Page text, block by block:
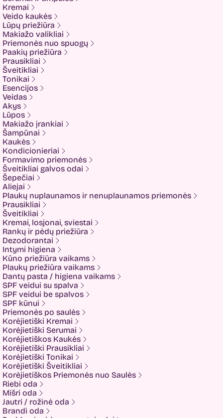
CHALURE
Cherubs
Cliniccare
COSRX
COTRIL
COVEDERM
Crazy Hair
Dalton
Dear Doer
Ekseption
Elizavecca
ESFOLIO
ETUDE
Eyenlip
FaceFacts
Fariis
Fixderma
Fluff
Formal Bee
Fusion
Glow Hub
HeadShock
Hiskin
Holika holika
Imbue
Imbue.
INOAR
Isntree
IUNIK
K-MOM
Kadus Professional
Keenwell
KLERADERM
KOSE
Kyra
LANEIGE
Look At Me
Luvum
LYL
Mancera
MEDI-PEEL
Medicube
MESOTECH
Minetan
Missha
Mom and Who?
Montale
Kremai
Veido kaukės
Lūpų priežiūra
Makiažo valikliai
Priemonės nuo spuogų
Paakių priežiūra
Prausikliai
Šveitikliai
Tonikai
Esencijos
Veidas
Akys
Lūpos
Makiažo įrankiai
Šampūnai
Kaukės
Kondicionieriai
Formavimo priemonės
Šveitikliai galvos odai
Šepečiai
Aliejai
Plaukų nuplaunamos ir nenuplaunamos priemonės
Prausikliai
Šveitikliai
Kremai, losjonai, sviestai
Rankų ir pėdų priežiūra
Dezodorantai
Intymi higiena
Kūno priežiūra vaikams
Plaukų priežiūra vaikams
Dantų pasta / higiena vaikams
SPF veidui su spalva
SPF veidui be spalvos
SPF kūnui
Priemonės po saulės
Korėjietiški Kremai
Korėjietiški Serumai
Korėjietiškos Kaukės
Korėjietiški Prausikliai
Korėjietiški Tonikai
Korėjietiški Šveitikliai
Korėjietiškos Priemonės nuo Saulės
Riebi oda
Mišri oda
Jautri / rožinė oda
Brandi oda